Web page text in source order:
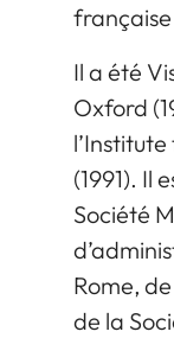
Il a été
Oxford
(1991). Il
Société
Rome,
de la